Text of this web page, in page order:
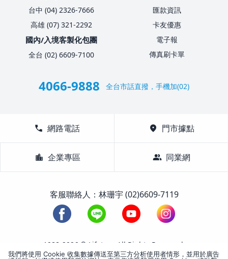
台中 (04) 2326-7666
高雄 (07) 321-2292
國內/入境客製化包團
全台 (02) 6609-7100
匯款資訊
卡友優惠
電子報
傳真刷卡單
4066-9888 全台市話直撥，手機加(02)
call 網路電話 location_on 門市據點
location_city 企業專區 group 同業網
客服聯絡人：林珊宇 (02)6609-7119
1988-2026 © Lifetour All Rights Reserved.
我們將使用 Cookie 收集數據傳送至第三方分析使用者情形，並用於廣告